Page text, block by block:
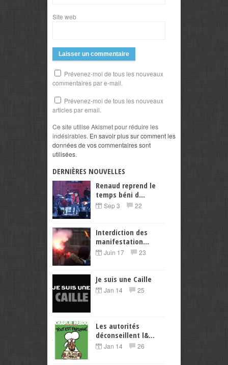
Site web
Prévenez-moi de tous les nouveaux
commentaires par e-mail.
Prévenez-moi de tous les nouveaux
articles par email.
Ce site utilise Akismet pour réduire les
indésirables. En savoir plus sur comment les
données de vos commentaires sont
utilisées.
DERNIÈRES NOUVELLES
Renaud reprend le
temps béni d...
Sep 3 22
Interdiction des
manifestation...
Juin 17 23
Je suis une Caille
Jan 14 25
Les autorités
déconseillent l&...
Jan 14 26